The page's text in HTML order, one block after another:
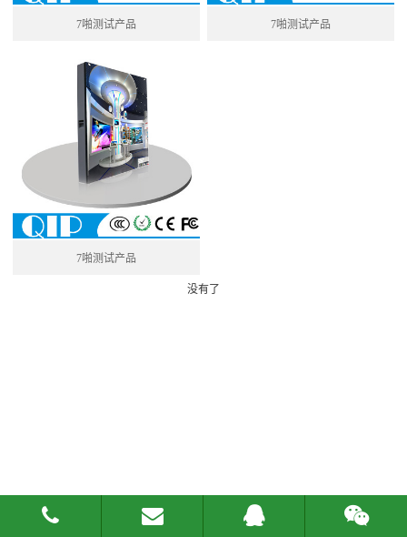
7啪测试产品 7啪测试产品
7啪测试产品
没有了